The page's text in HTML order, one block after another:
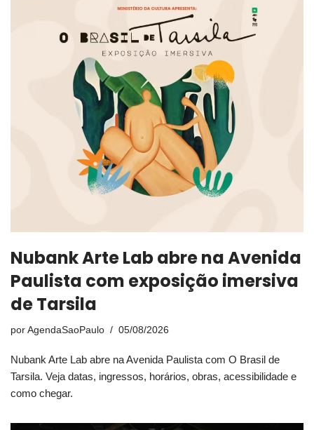
Nubank Arte Lab abre na Avenida
Paulista com exposição imersiva
de Tarsila
por AgendaSaoPaulo 05/08/2026
Nubank Arte Lab abre na Avenida Paulista com O Brasil de
Tarsila. Veja datas, ingressos, horários, obras, acessibilidade e
como chegar.